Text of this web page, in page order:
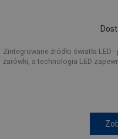
Zintegrowane źródło światła LED
żarówki, a technologia LED